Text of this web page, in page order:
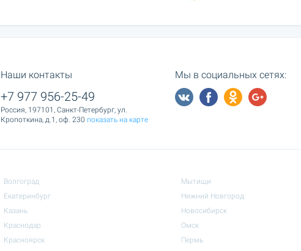
Наши контакты
+7 977 956-25-49
Россия, 197101, Санкт-Петербург, ул.
Кропоткина, д.1, оф. 230 показать на карте
Мы в социальных сетях:
Волгоград
Екатеринбург
Казань
Краснодар
Красноярск
Мытищи
Нижний Новгород
Новосибирск
Омск
Пермь